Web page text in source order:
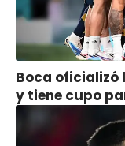
Boca oficializó
y tiene cupo